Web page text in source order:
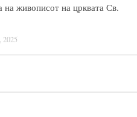
на живописот на црквата Св.